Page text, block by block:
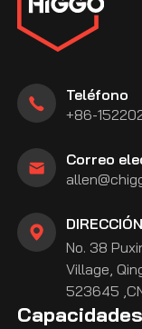
Teléfono
+86-
Correo
DIRECCIÓN
No. 38
Village,
523645
Capacidades